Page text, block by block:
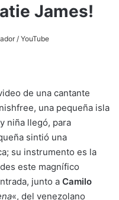
James!
/ YouTube
de una cantante
una pequeña isla
niña llegó, para
sintió una
su instrumento es la
este magnífico
junto a Camilo
«, del venezolano